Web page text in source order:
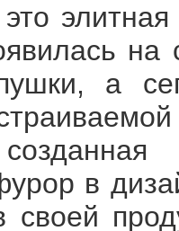
а
в
своей